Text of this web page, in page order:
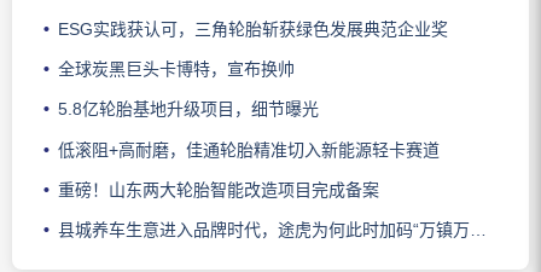
ESG实践获认可，三角轮胎斩获绿色发展典范企业奖
全球炭黑巨头卡博特，宣布换帅
5.8亿轮胎基地升级项目，细节曝光
低滚阻+高耐磨，佳通轮胎精准切入新能源轻卡赛道
重磅！山东两大轮胎智能改造项目完成备案
县城养车生意进入品牌时代，途虎为何此时加码“万镇万店”？